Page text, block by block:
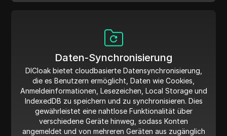
Daten-Synchronisierung
DICloak bietet cloudbasierte Datensynchronisierung,
die es Benutzern ermöglicht, Daten wie Cookies,
Anmeldeinformationen, Lesezeichen, Local Storage und
IndexedDB zu speichern und zu synchronisieren. Dies
gewährleistet eine nahtlose Funktionalität über
verschiedene Geräte hinweg, sodass Konten
angemeldet und von mehreren Geräten aus zugänglich